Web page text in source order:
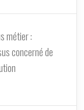
métier :
concerné de